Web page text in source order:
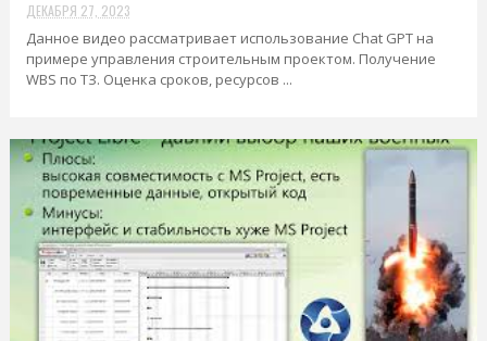
ДЕКАБРЯ 27, 2023
Данное видео рассматривает использование Chat GPT на
примере управления строительным проектом. Получение
WBS по ТЗ. Оценка сроков, ресурсов ...